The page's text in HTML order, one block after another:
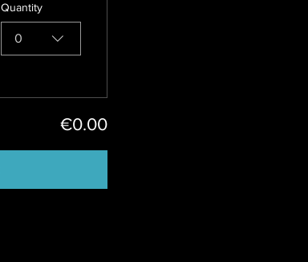
Quantity
0
€0.00